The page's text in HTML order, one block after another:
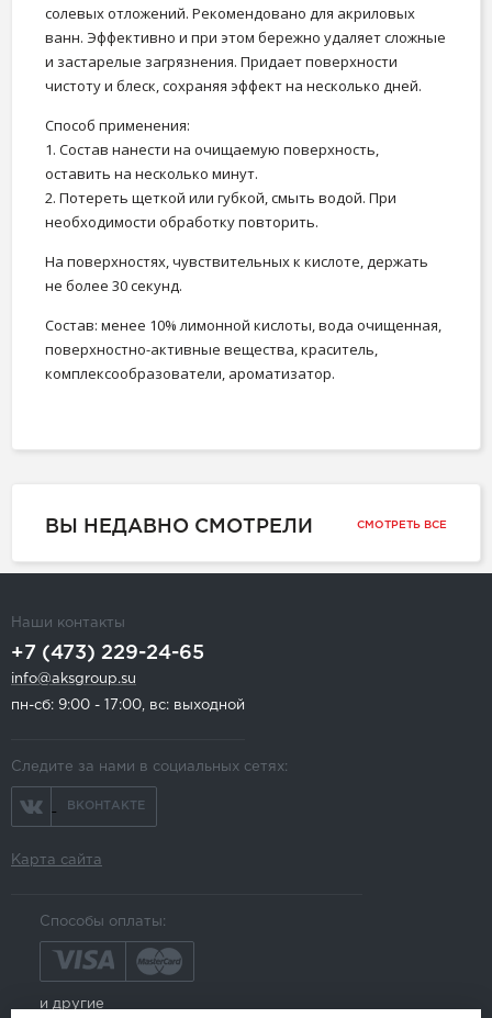
солевых отложений. Рекомендовано для акриловых
ванн. Эффективно и при этом бережно удаляет сложные
и застарелые загрязнения. Придает поверхности
чистоту и блеск, сохраняя эффект на несколько дней.
Способ применения:
1. Состав нанести на очищаемую поверхность,
оставить на несколько минут.
2. Потереть щеткой или губкой, смыть водой. При
необходимости обработку повторить.
На поверхностях, чувствительных к кислоте, держать
не более 30 секунд.
Состав: менее 10% лимонной кислоты, вода очищенная,
поверхностно-активные вещества, краситель,
комплексообразователи, ароматизатор.
ВЫ НЕДАВНО СМОТРЕЛИ СМОТРЕТЬ ВСЕ
Наши контакты
+7 (473) 229-24-65
info@aksgroup.su
пн-сб: 9:00 - 17:00, вс: выходной
Следите за нами в социальных сетях:
ВКОНТАКТЕ
Карта сайта
Способы оплаты:
и другие